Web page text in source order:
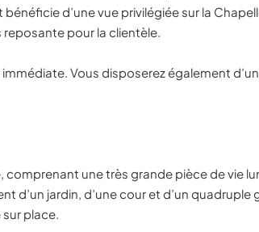
d’une vue privilégiée sur la
pour la clientèle.
Vous disposerez également
une très grande pièce de vie
d’un jardin, d’une cour et d’un quadruple
place.